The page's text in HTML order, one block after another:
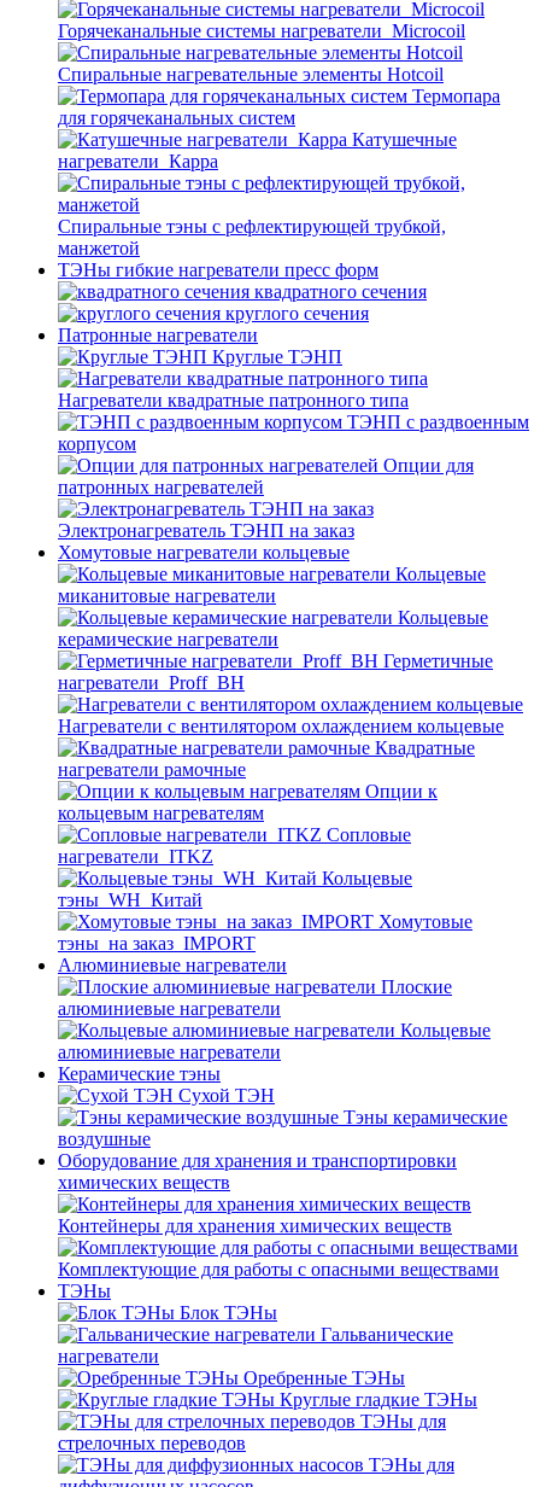
Горячеканальные системы нагреватели_Microcoil
Спиральные нагревательные элементы Hotcoil
Термопара
для горячеканальных систем
Катушечные
нагреватели_Карра
Спиральные тэны с рефлектирующей трубкой,
манжетой
ТЭНы гибкие нагреватели пресс форм
квадратного сечения
круглого сечения
Патронные нагреватели
Круглые ТЭНП
Нагреватели квадратные патронного типа
ТЭНП с раздвоенным
корпусом
Опции для
патронных нагревателей
Электронагреватель ТЭНП на заказ
Хомутовые нагреватели кольцевые
Кольцевые
миканитовые нагреватели
Кольцевые
керамические нагреватели
Герметичные
нагреватели_Proff_BH
Нагреватели с вентилятором охлаждением кольцевые
Квадратные
нагреватели рамочные
Опции к
кольцевым нагревателям
Cопловые
нагреватели_ITKZ
Кольцевые
тэны_WH_Китай
Хомутовые
тэны_на заказ_IMPORT
Алюминиевые нагреватели
Плоские
алюминиевые нагреватели
Кольцевые
алюминиевые нагреватели
Керамические тэны
Сухой ТЭН
Тэны керамические
воздушные
Оборудование для хранения и транспортировки
химических веществ
Контейнеры для хранения химических веществ
Комплектующие для работы с опасными веществами
ТЭНы
Блок ТЭНы
Гальванические
нагреватели
Оребренные ТЭНы
Круглые гладкие ТЭНы
ТЭНы для
стрелочных переводов
ТЭНы для